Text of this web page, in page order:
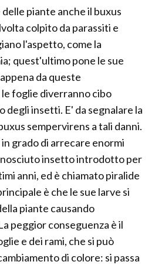
piante anche il buxus
colpito da parassiti e
l'aspetto, come la
quest'ultimo pone le sue
da queste
foglie diverranno cibo
degli insetti. E' da segnalare la
sempervirens a tali danni.
grado di arrecare enormi
insetto introdotto per
anni, ed è chiamato piralide
è che le sue larve si
piante causando
peggior conseguenza è il
e dei rami, che si può
di colore: si passa